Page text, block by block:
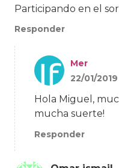
Participando en el
Responder
Mer
22/01/2019
Hola Miguel,
mucha suerte!
Responder